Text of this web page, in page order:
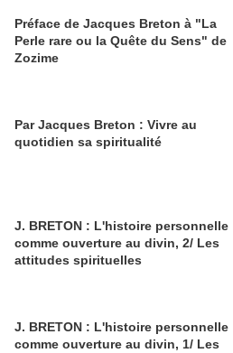
Préface de Jacques Breton à "La
Perle rare ou la Quête du Sens" de
Zozime
Par Jacques Breton : Vivre au
quotidien sa spiritualité
J. BRETON : L'histoire personnelle
comme ouverture au divin, 2/ Les
attitudes spirituelles
J. BRETON : L'histoire personnelle
comme ouverture au divin, 1/ Les